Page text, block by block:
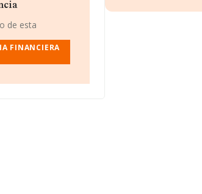
compañías, la
y la media de
mil euros. En cuanto
de INFORMA
el fin de ampliar la
empresas es de
de esta
FINANCIERA